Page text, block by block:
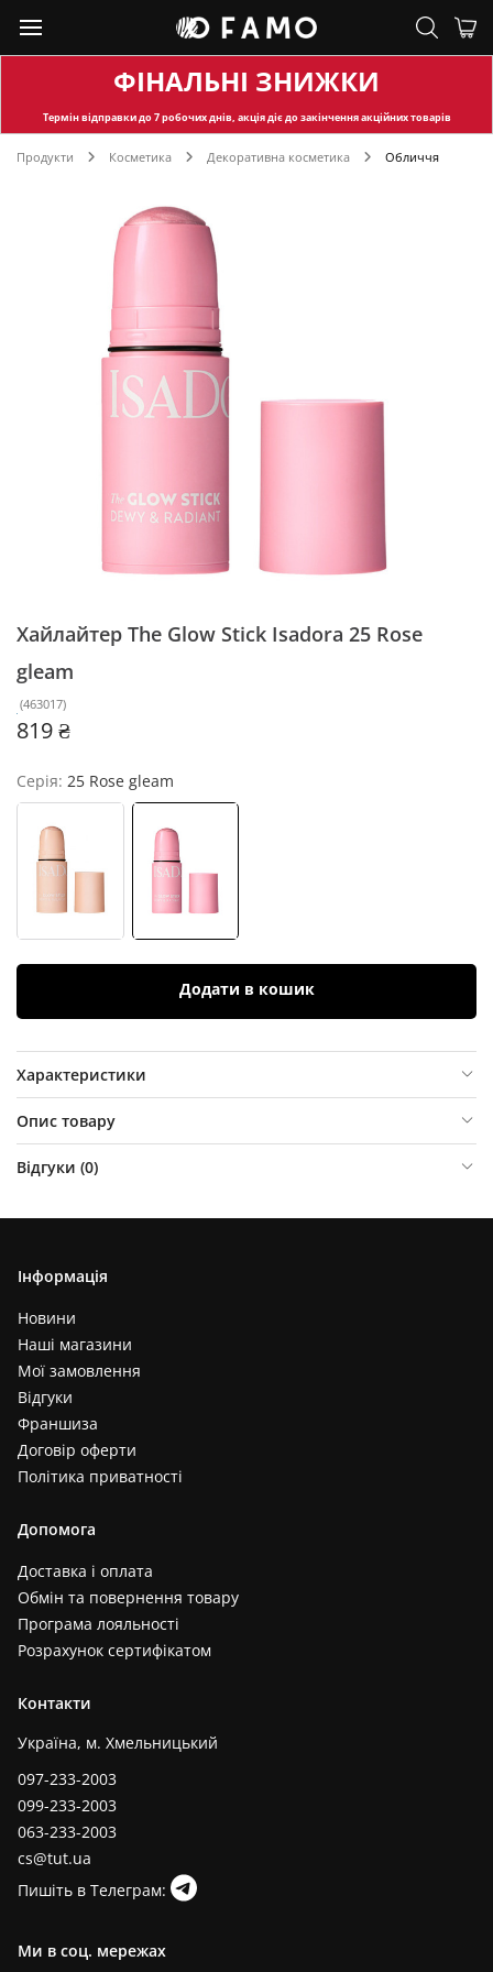
ФІНАЛЬНІ ЗНИЖКИ
Термін відправкидо 7 робочих днів, акція діє до закінчення акційних товарів
Продукти Косметика Декоративна косметика Обличчя
Хайлайтер The Glow Stick Isadora 25 Rose
gleam
(463017)
819 ₴
Серія: 25 Rose gleam
Додати в кошик
Характеристики
Опис товару
Відгуки (0)
Інформація
Новини
Наші магазини
Мої замовлення
Відгуки
Франшиза
Договір оферти
Політика приватності
Допомога
Доставка і оплата
Обмін та повернення товару
Програма лояльності
Розрахунок сертифікатом
Контакти
Україна, м. Хмельницький
097-233-2003
099-233-2003
063-233-2003
cs@tut.ua
Пишіть в Телеграм:
Ми в соц. мережах